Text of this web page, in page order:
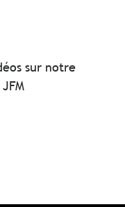
sur notre